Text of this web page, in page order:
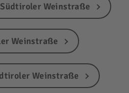
Weinstraße
Weinstraße
Weinstraße